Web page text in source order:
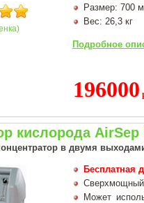
Размер: 700
Вес: 26,3 кг
Подробное
196000
кислорода
в двумя
Бесплатная
Сверхмощный
Может